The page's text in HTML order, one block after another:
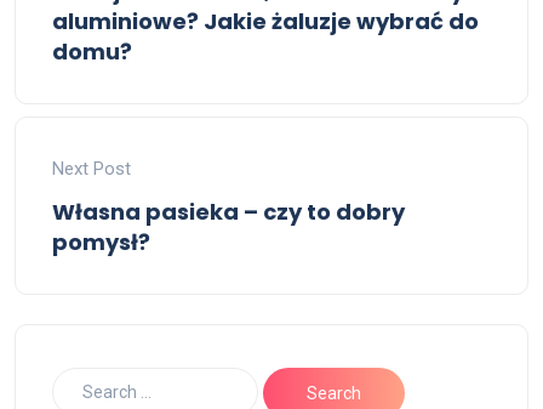
aluminiowe? Jakie żaluzje wybrać do
domu?
Next Post
Własna pasieka – czy to dobry
pomysł?